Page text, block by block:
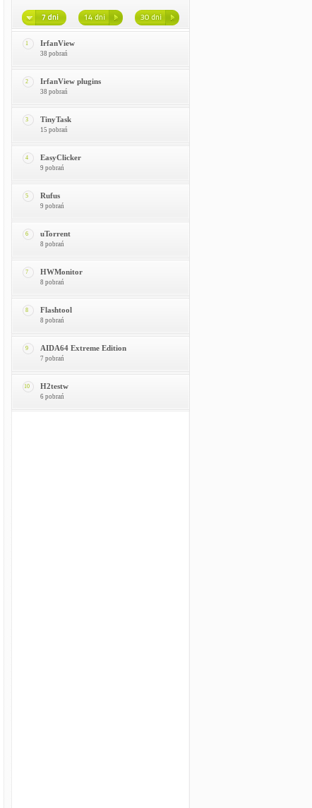
1 IrfanView
38 pobrań
2 IrfanView plugins
38 pobrań
3 TinyTask
15 pobrań
4 EasyClicker
9 pobrań
5 Rufus
9 pobrań
6 uTorrent
8 pobrań
7 HWMonitor
8 pobrań
8 Flashtool
8 pobrań
9 AIDA64 Extreme Edition
7 pobrań
10 H2testw
6 pobrań